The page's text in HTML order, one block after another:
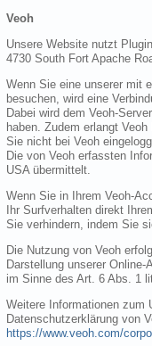
Veoh
Unsere Website nutzt
4730 South Fort Apache
Wenn Sie eine unserer mit
besuchen, wird eine
Dabei wird dem Veoh-
haben. Zudem erlangt
Sie nicht bei Veoh
Die von Veoh erfassten
USA übermittelt.
Wenn Sie in Ihrem Veoh-
Ihr Surfverhalten direkt
Sie verhindern, indem Sie
Die Nutzung von Veoh
Darstellung unserer
im Sinne des Art. 6 Abs. 1
Weitere Informationen zum
Datenschutzerklärung von
https://www.veoh.com/